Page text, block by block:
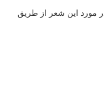
مورد این شعر از طریق